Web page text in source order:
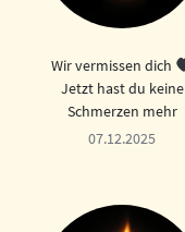
Wir vermissen dich
Jetzt hast du keine
Schmerzen mehr
07.12.2025